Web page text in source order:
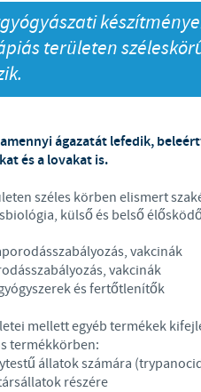
Bulgaria
Chile
Denmark
Egypt
területen
ágazatát lefedik,
és a lovakat is.
széles körben elismert
külső és belső
vakcinák
vakcinák
és fertőtlenítők
mellett egyéb termékek
termékkörben:
állatok számára
részére